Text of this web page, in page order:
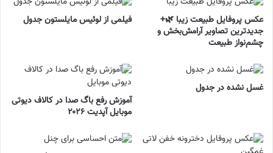
عکس پروفایل طبیعت زیبا 🌿+
جدیدترین تصاویر آرامش‌بخش و
چشم‌نواز طبیعت
فیلمی از لوئیس مایلستون جدول
غسل نشده در جدول
آموزش رفع باگ صدا در کالاف دیوتی
موبایل آپدیت ۲۰۲۶